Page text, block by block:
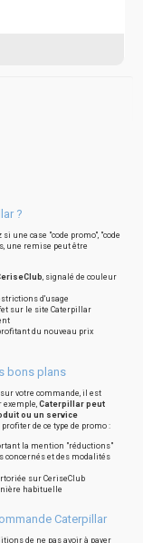
?
une case "code promo", "code
une remise peut être
, signalé de couleur
d'usage
sur le site Caterpillar
du nouveau prix
bons plans
votre commande, il est
exemple, Caterpillar peut
ou un service
de ce type de promo :
la mention "réductions"
concernés et des modalités
sur CeriseClub
habituelle
Caterpillar
de ne pas avoir à payer